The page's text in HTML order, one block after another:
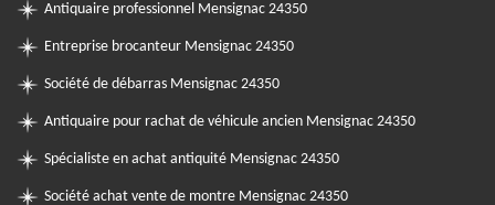
Antiquaire professionnel Mensignac 24350
Entreprise brocanteur Mensignac 24350
Société de débarras Mensignac 24350
Antiquaire pour rachat de véhicule ancien Mensignac 24350
Spécialiste en achat antiquité Mensignac 24350
Société achat vente de montre Mensignac 24350